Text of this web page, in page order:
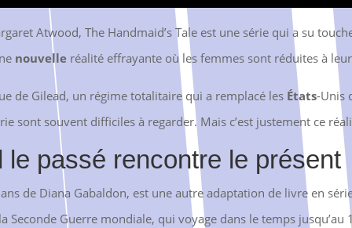
Atwood, The Handmaid’s Tale est une série qui a su
nouvelle réalité effrayante où les femmes sont réduites à
de Gilead, un régime totalitaire qui a remplacé les États-Unis
sont souvent difficiles à regarder. Mais c’est justement ce
le passé rencontre le présent
de Diana Gabaldon, est une autre adaptation de livre en
Seconde Guerre mondiale, qui voyage dans le temps jusqu’au